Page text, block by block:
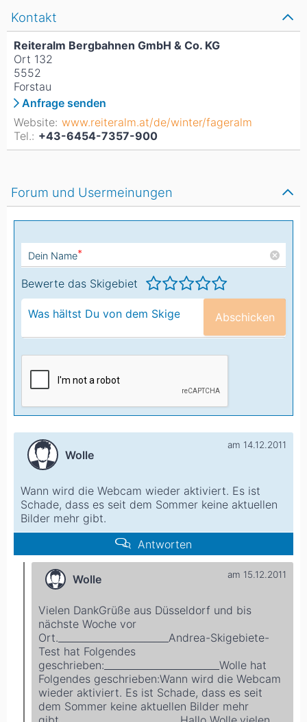
Kontakt
Reiteralm Bergbahnen GmbH & Co. KG
Ort 132
5552
Forstau
Anfrage senden
Website: www.reiteralm.at/de/winter/fageralm
Tel.: +43-6454-7357-900
Forum und Usermeinungen
Dein Name*
Bewerte das Skigebiet
Abschicken
Wolle
am 14.12.2011
Wann wird die Webcam wieder aktiviert. Es ist
Schade, dass es seit dem Sommer keine aktuellen
Bilder mehr gibt.
Antworten
Wolle am 15.12.2011
Vielen DankGrüße aus Düsseldorf und bis
nächste Woche vor
Ort._______________________ Andrea-Skigebiete-
Test hat Folgendes
geschrieben:
Wolle hat
Folgendes geschrieben:Wann wird die Webcam
wieder aktiviert. Es ist Schade, dass es seit
dem Sommer keine aktuellen Bilder mehr